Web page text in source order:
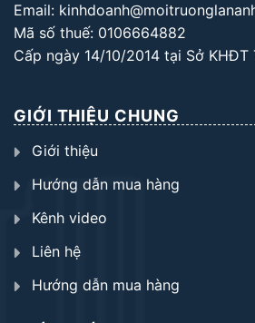
Email:
Mã số thuế: 0106664882
Cấp ngày 14/10/2014 tại Sở KHĐT
GIỚI THIỆU CHUNG
Giới thiệu
Hướng dẫn mua hàng
Kênh video
Liên hệ
Hướng dẫn mua hàng